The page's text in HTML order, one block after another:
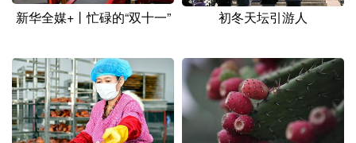
广东 广西 海南 重庆
陕西 甘肃 青海 宁夏
新疆 内蒙古 黑龙江
新华全媒+丨忙碌的“双十一” 初冬天坛引游人